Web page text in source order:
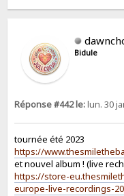
Bidule
Réponse #442 le:lun. 30
tournée été 2023
https://
et nouvel album ! (live
https://store-
europe-live-recordings-